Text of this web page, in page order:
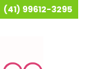
(41) 99612-3295